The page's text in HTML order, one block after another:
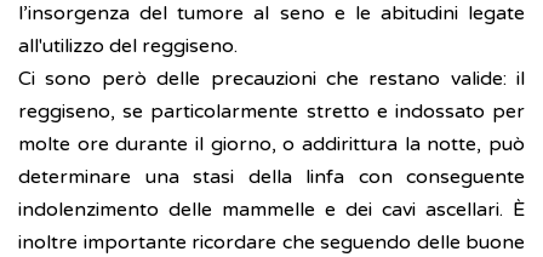
l’insorgenza del tumore al seno e le abitudini legate
all'utilizzo del reggiseno.
Ci sono però delle precauzioni che restano valide: il
reggiseno, se particolarmente stretto e indossato per
molte ore durante il giorno, o addirittura la notte, può
determinare una stasi della linfa con conseguente
indolenzimento delle mammelle e dei cavi ascellari. È
inoltre importante ricordare che seguendo delle buone